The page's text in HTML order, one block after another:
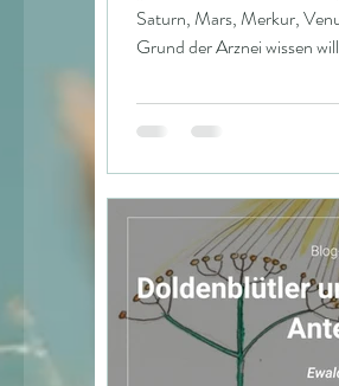
Saturn, Mars, Merkur,
Grund der Arznei wissen will“,
Denken ermöglicht es,
Begriffsketten verstehen zu